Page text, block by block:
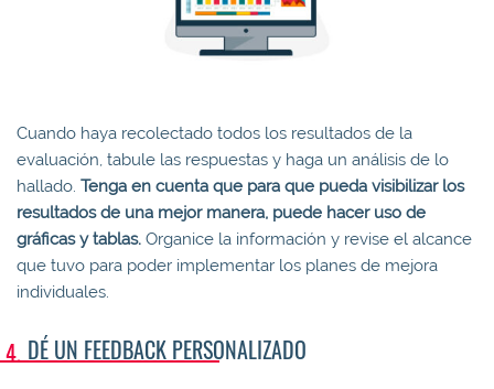
Cuando haya recolectado todos los resultados de la
evaluación, tabule las respuestas y haga un análisis de lo
hallado. Tenga en cuenta que para que pueda visibilizar los
resultados de una mejor manera, puede hacer uso de
gráficas y tablas. Organice la información y revise el alcance
que tuvo para poder implementar los planes de mejora
individuales.
DÉ UN FEEDBACK PERSONALIZADO